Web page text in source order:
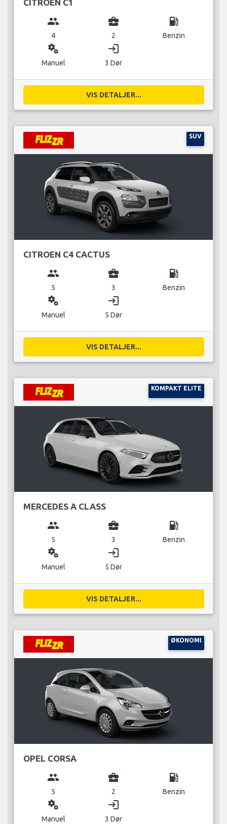
CITROEN C1
group
4
business_center
2
local_gas_station
Benzin
miscellaneous_services
Manuel
login
3 Dør
VIS DETALJER...
SUV
CITROEN C4 CACTUS
group
5
business_center
3
local_gas_station
Benzin
miscellaneous_services
Manuel
login
5 Dør
VIS DETALJER...
KOMPAKT ELITE
MERCEDES A CLASS
group
5
business_center
3
local_gas_station
Benzin
miscellaneous_services
Manuel
login
5 Dør
VIS DETALJER...
ØKONOMI
OPEL CORSA
group
5
business_center
2
local_gas_station
Benzin
miscellaneous_services
Manuel
login
3 Dør